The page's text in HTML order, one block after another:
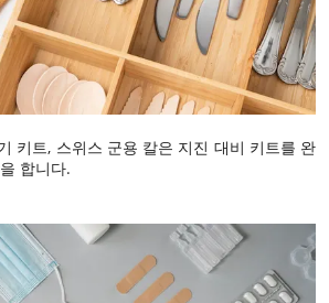
키트, 스위스 군용 칼은 지진 대비 키트를 완
합니다.